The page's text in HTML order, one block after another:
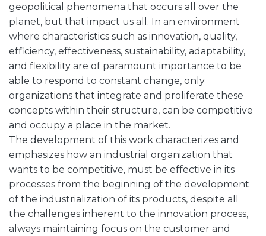
geopolitical phenomena that occurs all over the
planet, but that impact us all. In an environment
where characteristics such as innovation, quality,
efficiency, effectiveness, sustainability, adaptability,
and flexibility are of paramount importance to be
able to respond to constant change, only
organizations that integrate and proliferate these
concepts within their structure, can be competitive
and occupy a place in the market.
The development of this work characterizes and
emphasizes how an industrial organization that
wants to be competitive, must be effective in its
processes from the beginning of the development
of the industrialization of its products, despite all
the challenges inherent to the innovation process,
always maintaining focus on the customer and